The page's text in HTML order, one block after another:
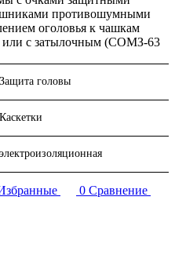
противошумными
оголовья к чашкам
с затылочным (СОМЗ-63
Защита головы
Каскетки
электроизоляционная
0 Сравнение